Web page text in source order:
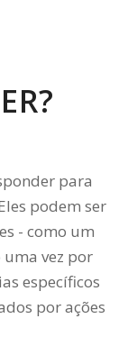
para
podem ser
- como um
vez por
específicos
por ações